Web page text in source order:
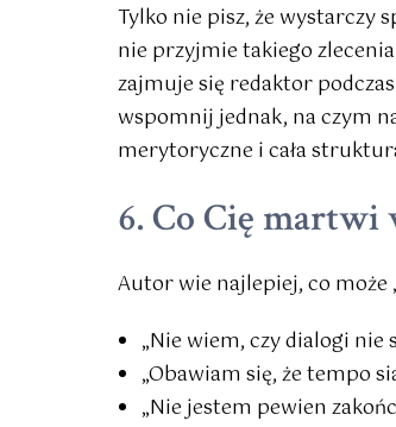
Tylko nie pisz, że wystarczy
nie przyjmie takiego
zajmuje się redaktor
wspomnij jednak, na czym
merytoryczne i cała
6. Co Cię martwi
Autor wie najlepiej, co może
„Nie wiem, czy dialogi nie
„Obawiam się, że tempo
„Nie jestem pewien